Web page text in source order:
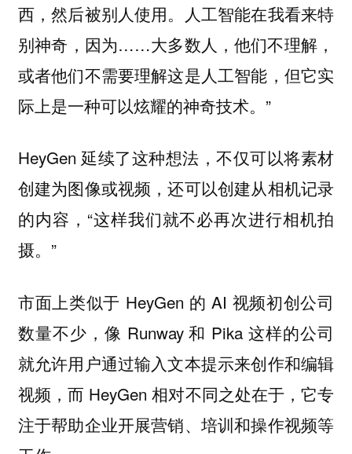
西，然后被别人使用。人工智能在我看来特
别神奇，因为……大多数人，他们不理解，
或者他们不需要理解这是人工智能，但它实
际上是一种可以炫耀的神奇技术。”
HeyGen 延续了这种想法，不仅可以将素材
创建为图像或视频，还可以创建从相机记录
的内容，“这样我们就不必再次进行相机拍
摄。”
市面上类似于 HeyGen 的 AI 视频初创公司
数量不少，像 Runway 和 Pika 这样的公司
就允许用户通过输入文本提示来创作和编辑
视频，而 HeyGen 相对不同之处在于，它专
注于帮助企业开展营销、培训和操作视频等